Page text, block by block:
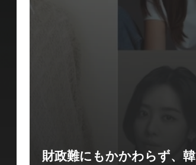
財政難にもかかわらず、